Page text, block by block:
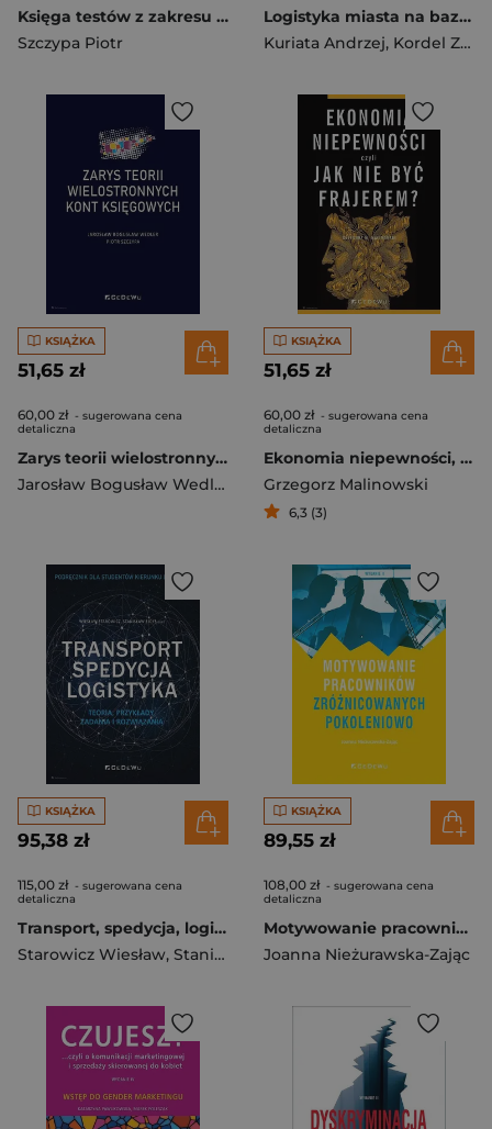
Księga testów z zakresu rachunkowości z elementami podatków
Szczypa Piotr
Logistyka miasta na bazie teorii mnogości i gier. Aglomeracja i metropolia
Kuriata Andrzej, Kordel Zdzisław
KSIĄŻKA
51,65 zł
60,00 zł - sugerowana cena
detaliczna
Zarys teorii wielostronnych kont księgowych
Jarosław Bogusław Wedler
KSIĄŻKA
51,65 zł
60,00 zł - sugerowana cena
detaliczna
Ekonomia niepewności, czyli jak nie być frajerem?
Grzegorz Malinowski
6,3 (3)
KSIĄŻKA
95,38 zł
115,00 zł - sugerowana cena
detaliczna
Transport, spedycja, logistyka. Teoria, przykłady, zadania i rozwiązania. Podręcznik dla studentów kierunku logistyka
Starowicz Wiesław, Stanisław Ejdys (red.)
KSIĄŻKA
89,55 zł
108,00 zł - sugerowana cena
detaliczna
Motywowanie pracowników zróżnicowanych pokoleniowo
Joanna Nieżurawska-Zając